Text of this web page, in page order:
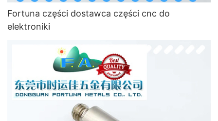
Fortuna części dostawca części cnc do
elektroniki